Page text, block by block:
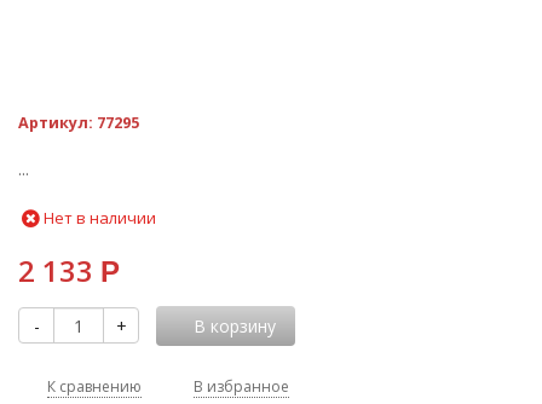
Артикул: 77295
...
Нет в наличии
2 133 Р
- + В корзину
К сравнению В избранное